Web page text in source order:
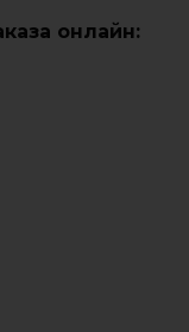
онлайн: